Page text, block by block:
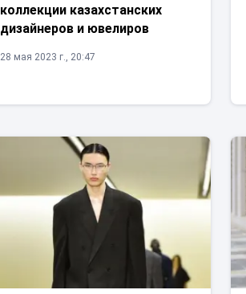
коллекции казахстанских
дизайнеров и ювелиров
28 мая 2023 г., 20:47